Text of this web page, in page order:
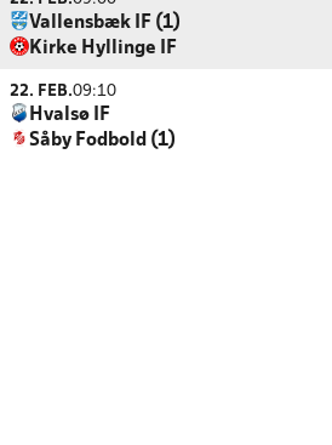
Vallensbæk IF (1)
Kirke Hyllinge IF
22. FEB.09:10
Hvalsø IF
Såby Fodbold (1)